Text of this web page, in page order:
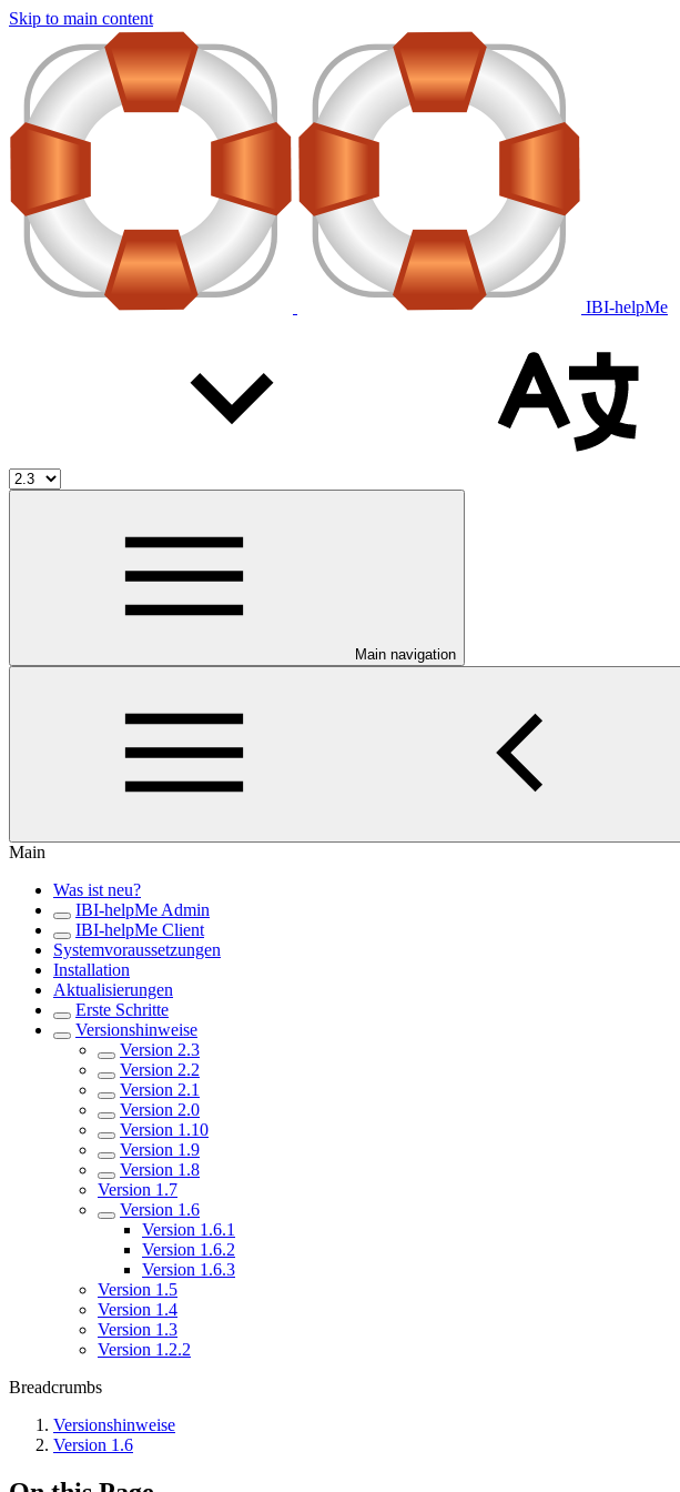
Skip to main content
IBI-helpMe
Main navigation
Main
Was ist neu?
IBI-helpMe Admin
IBI-helpMe Client
Systemvoraussetzungen
Installation
Aktualisierungen
Erste Schritte
Versionshinweise
Version 2.3
Version 2.2
Version 2.1
Version 2.0
Version 1.10
Version 1.9
Version 1.8
Version 1.7
Version 1.6
Version 1.6.1
Version 1.6.2
Version 1.6.3
Version 1.5
Version 1.4
Version 1.3
Version 1.2.2
Breadcrumbs
Versionshinweise
Version 1.6